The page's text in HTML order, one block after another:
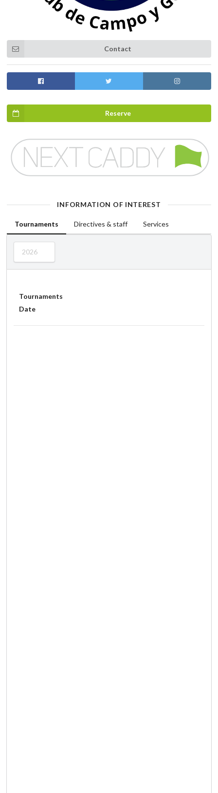
Contact
Reserve
INFORMATION OF INTEREST
Tournaments Directives & staff Services
2026
Tournaments
Date